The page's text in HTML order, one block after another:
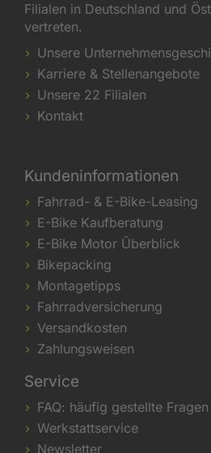
Filialen in Deutschland und
vertreten.
Unsere
Karriere & Stellenangebote
Unsere 22 Filialen
Kontakt
Kundeninformationen
Fahrrad- & E-Bike-Leasing
E-Bike Kaufberatung
E-Bike Motor Überblick
Bikepacking
Montagetipps
Fahrradversicherung
Versandkosten
Zahlungsweisen
Service
FAQ: häufig gestellte Fragen
Werkstattservice
Newsletter